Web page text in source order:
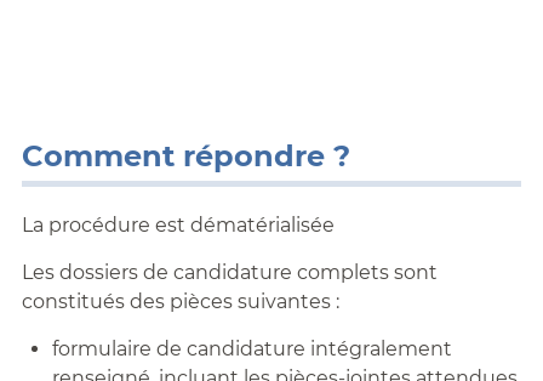
Comment répondre ?
La procédure est dématérialisée
Les dossiers de candidature complets sont
constitués des pièces suivantes :
formulaire de candidature intégralement